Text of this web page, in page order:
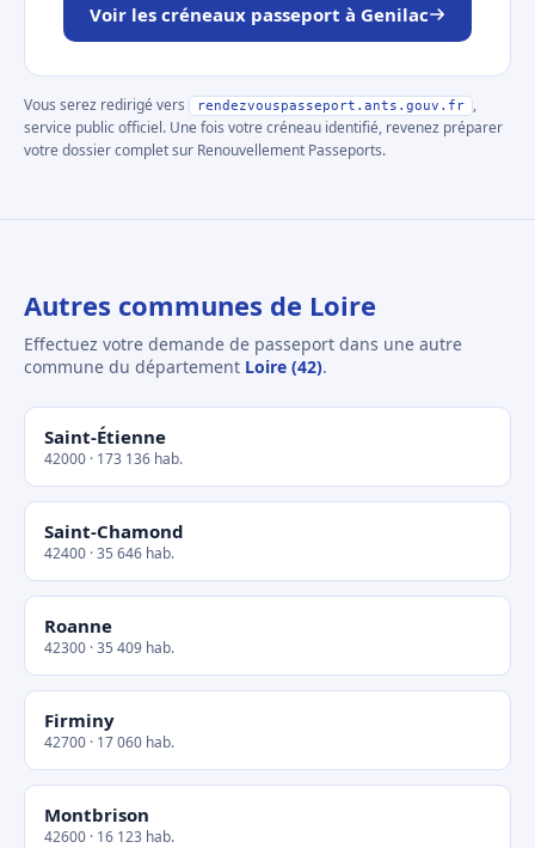
Voir les créneaux passeport à Genilac
Vous serez redirigé vers rendezvouspasseport.ants.gouv.fr
,
service public officiel. Une fois votre créneau identifié, revenez préparer
votre dossier complet sur Renouvellement Passeports.
Autres communes de Loire
Effectuez votre demande de passeport dans une autre
commune du département Loire (42).
Saint-Étienne
42000 · 173 136 hab.
Saint-Chamond
42400 · 35 646 hab.
Roanne
42300 · 35 409 hab.
Firminy
42700 · 17 060 hab.
Montbrison
42600 · 16 123 hab.